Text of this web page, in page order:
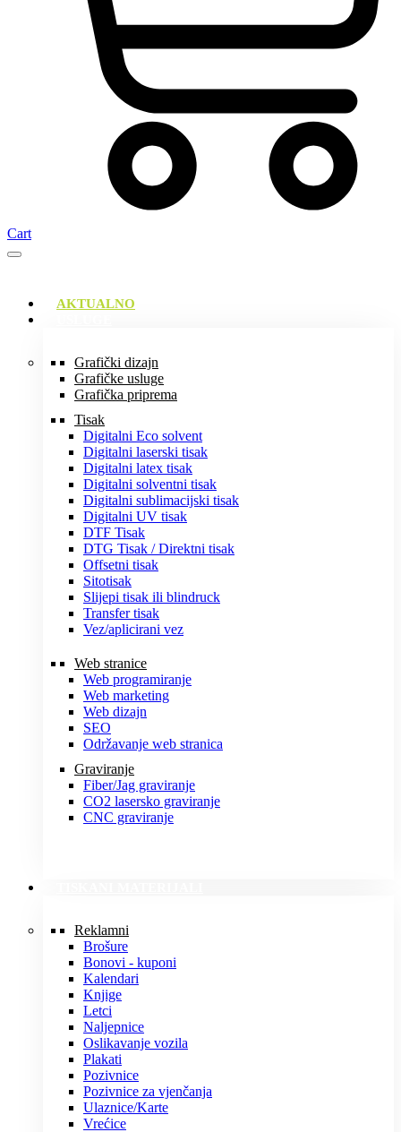
Cart
AKTUALNO
Grafički dizajn
Grafičke usluge
Grafička priprema
Tisak
Digitalni Eco solvent
Digitalni laserski tisak
Digitalni latex tisak
Digitalni solventni tisak
Digitalni sublimacijski tisak
Digitalni UV tisak
DTF Tisak
DTG Tisak / Direktni tisak
Offsetni tisak
Sitotisak
Slijepi tisak ili blindruck
Transfer tisak
Vez/aplicirani vez
Web stranice
Web programiranje
Web marketing
Web dizajn
SEO
Održavanje web stranica
Graviranje
Fiber/Jag graviranje
CO2 lasersko graviranje
CNC graviranje
Reklamni
Brošure
Bonovi - kuponi
Kalendari
Knjige
Letci
Naljepnice
Oslikavanje vozila
Plakati
Pozivnice
Pozivnice za vjenčanja
Ulaznice/Karte
Vrećice